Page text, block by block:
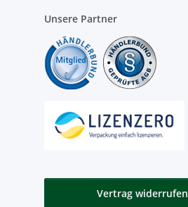
Unsere Partner
Vertrag widerrufen